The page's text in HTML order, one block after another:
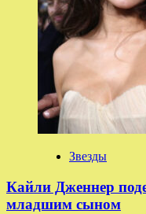
Звезды
Кайли Дженнер
младшим сыном